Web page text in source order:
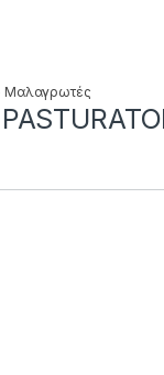
Μαλαγρωτές
-